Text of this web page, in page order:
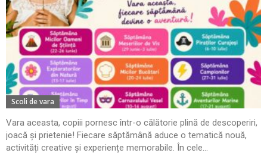
Scoli de vara
Vara aceasta, copiii pornesc într-o călătorie plină de descoperiri,
joacă și prietenie! Fiecare săptămână aduce o tematică nouă,
activități creative și experiențe memorabile. În cele...